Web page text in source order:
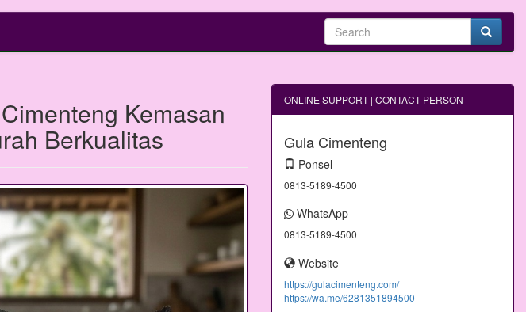
Kemasan
Berkualitas
ONLINE SUPPORT | CONTACT PERSON
Gula Cimenteng
Ponsel
0813-5189-4500
WhatsApp
0813-5189-4500
Website
https://gulacimenteng.com/
https://wa.me/6281351894500